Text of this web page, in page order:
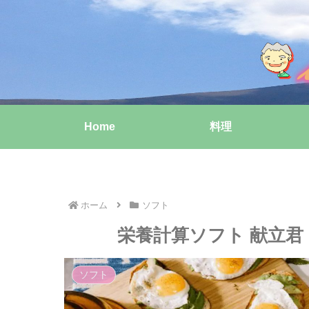
Home 料理
ホーム ソフト
栄養計算ソフト 献立
ソフト